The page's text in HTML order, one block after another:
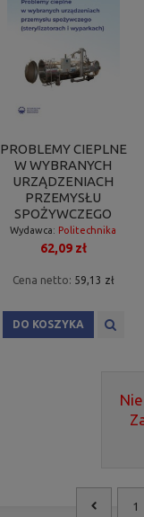
PROBLEMY CIEPLNE
W WYBRANYCH
URZĄDZENIACH
PRZEMYSŁU
SPOŻYWCZEGO
Wydawca: Politechnika
Poznańska
62,09 zł
Cena netto: 59,13 zł
DO KOSZYKA
1